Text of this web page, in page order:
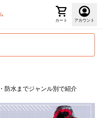
カート アカウント
防水までジャンル別で紹介